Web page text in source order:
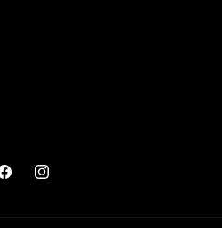
Instagram